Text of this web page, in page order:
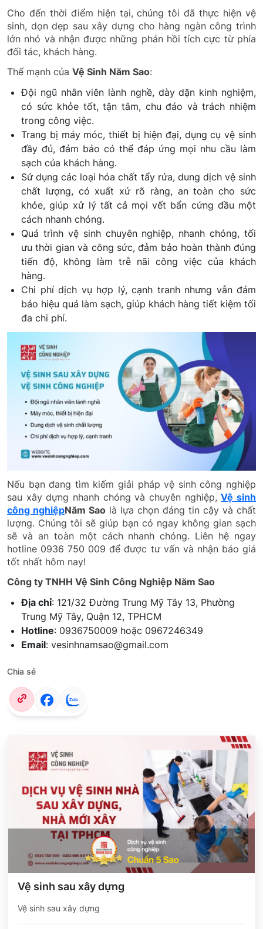
Cho đến thời điểm hiện tại, chúng tôi đã thực hiện vệ
sinh, dọn dẹp sau xây dựng cho hàng ngàn công trình
lớn nhỏ và nhận được những phản hồi tích cực từ phía
đối tác, khách hàng.
Thế mạnh của Vệ Sinh Năm Sao:
Đội ngũ nhân viên lành nghề, dày dặn kinh nghiệm,
có sức khỏe tốt, tận tâm, chu đáo và trách nhiệm
trong công việc.
Trang bị máy móc, thiết bị hiện đại, dụng cụ vệ sinh
đầy đủ, đảm bảo có thể đáp ứng mọi nhu cầu làm
sạch của khách hàng.
Sử dụng các loại hóa chất tẩy rửa, dung dịch vệ sinh
chất lượng, có xuất xứ rõ ràng, an toàn cho sức
khỏe, giúp xử lý tất cả mọi vết bẩn cứng đầu một
cách nhanh chóng.
Quá trình vệ sinh chuyên nghiệp, nhanh chóng, tối
ưu thời gian và công sức, đảm bảo hoàn thành đúng
tiến độ, không làm trễ nãi công việc của khách
hàng.
Chi phí dịch vụ hợp lý, cạnh tranh nhưng vẫn đảm
bảo hiệu quả làm sạch, giúp khách hàng tiết kiệm tối
đa chi phí.
Nếu bạn đang tìm kiếm giải pháp vệ sinh công nghiệp
sau xây dựng nhanh chóng và chuyên nghiệp,Vệ sinh
công nghiệpNăm Sao là lựa chọn đáng tin cậy và chất
lượng. Chúng tôi sẽ giúp bạn có ngay không gian sạch
sẽ và an toàn một cách nhanh chóng. Liên hệ ngay
hotline 0936 750 009 để được tư vấn và nhận báo giá
tốt nhất hôm nay!
Công ty TNHH Vệ Sinh Công Nghiệp Năm Sao
Địa chỉ: 121/32 Đường Trung Mỹ Tây 13, Phường
Trung Mỹ Tây, Quận 12, TPHCM
Hotline: 0936750009 hoặc 0967246349
Email: vesinhnamsao@gmail.com
Chia sẻ
Vệ sinh sau xây dựng
Vệ sinh sau xây dựng